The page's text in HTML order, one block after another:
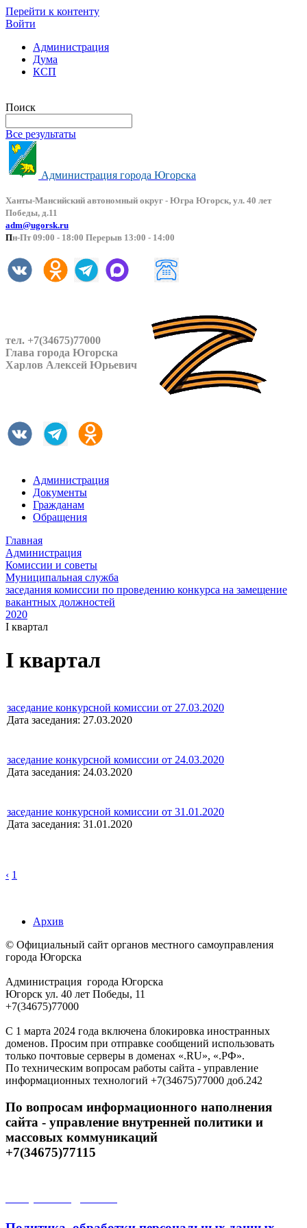
Перейти к контенту
Войти
Администрация
Дума
КСП
Поиск
Все результаты
Администрация города Югорска
Ханты-Мансийский автономный округ - Югра Югорск, ул. 40 лет
Победы, д.11
adm@ugorsk.ru
Пн-Пт 09:00 - 18:00 Перерыв 13:00 - 14:00
тел. +7(34675)77000
Глава города Югорска
Харлов Алексей Юрьевич
Администрация
Документы
Гражданам
Обращения
Главная
Администрация
Комиссии и советы
Муниципальная служба
заседания комиссии по проведению конкурса на замещение
вакантных должностей
2020
I квартал
I квартал
заседание конкурсной комиссии от 27.03.2020
Дата заседания: 27.03.2020
заседание конкурсной комиссии от 24.03.2020
Дата заседания: 24.03.2020
заседание конкурсной комиссии от 31.01.2020
Дата заседания: 31.01.2020
‹ 1
Архив
© Официальный сайт органов местного самоуправления
города Югорска
Администрация города Югорска
Югорск ул. 40 лет Победы, 11
+7(34675)77000
С 1 марта 2024 года включена блокировка иностранных
доменов. Просим при отправке сообщений использовать
только почтовые серверы в доменах «.RU», «.РФ».
По техническим вопросам работы сайта - управление
информационных технологий +7(34675)77000 доб.242
По вопросам информационного наполнения
сайта - управление внутренней политики и
массовых коммуникаций
+7(34675)77115